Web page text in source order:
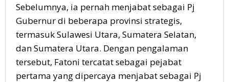
Sebelumnya, ia pernah menjabat sebagai Pj
Gubernur di beberapa provinsi strategis,
termasuk Sulawesi Utara, Sumatera Selatan,
dan Sumatera Utara. Dengan pengalaman
tersebut, Fatoni tercatat sebagai pejabat
pertama yang dipercaya menjabat sebagai Pj